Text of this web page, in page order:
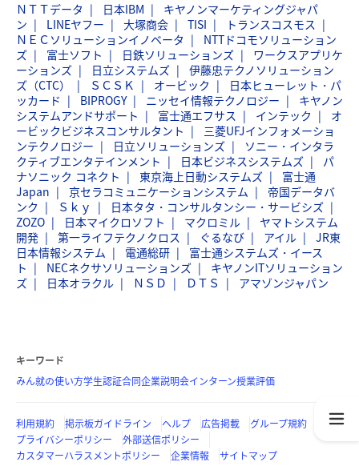
ＮＴＴデータ 日本IBM
キヤノンマーケティングジャパ
ン
LINEヤフー 大塚商会 TISI
トランスコスモス
ＮＥＣソリューションイノベータ
NTTドコモソリューション
ズ
富士ソフト 日鉄ソリューションズ
ワークスアプリケ
ーションズ
日立システムズ
伊藤忠テクノソリューション
ズ（CTC）
ＳＣＳＫ オービック
日本ヒューレット・パ
ッカード
BIPROGY ニッセイ情報テクノロジー
キヤノン
システムアンドサポート
富士通エフサス インテック
オ
ービックビジネスコンサルタント
三菱UFJインフォメーショ
ンテクノロジー
日立ソリューションズ
ソニー・インタラ
クティブエンタテインメント
日本ビジネスシステムズ
パ
ナソニック コネクト
東京海上日動システムズ
富士通
Japan
京セラコミュニケーションシステム
帝国データバ
ンク
Ｓｋｙ
日本タタ・コンサルタンシー・サービシズ
ZOZO
日本マイクロソフト マクロミル
ヤマトシステム
開発
第一ライフテクノクロス ぐるなび アイル
JR東
日本情報システム
電通総研
富士通システムズ・イース
ト
NECネクサソリューションズ
キヤノンITソリューション
ズ
日本オラクル ＮＳＤ ＤＴＳ アマゾンジャパン
キーワード
みん就の使い方学生認証合同企業説明会インターン授業評価
利用規約 掲示板ガイドライン ヘルプ 広告掲載
グループ規約
プライバシーポリシー
外部送信ポリシー
カスタマーハラスメントポリシー
企業情報 サイトマップ